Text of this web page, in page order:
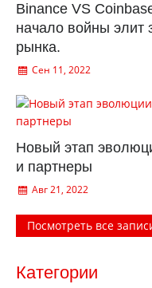
Binance VS
начало войны элит
рынка.
Сен 11, 2022
Новый этап
и партнеры
Авг 21, 2022
Посмотреть все
Категории